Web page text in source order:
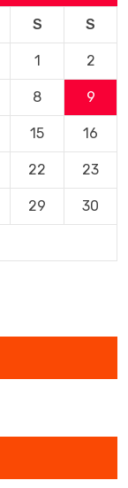
S S
1 2
8 9
15 16
22 23
29 30